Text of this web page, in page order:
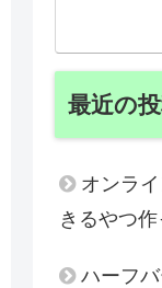
最近の
オンラ
きるやつ作
ハーフ